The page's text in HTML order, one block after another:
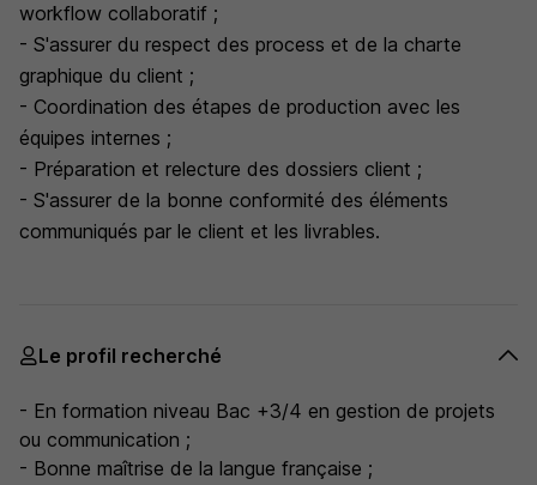
workflow collaboratif ;
- S'assurer du respect des process et de la charte
graphique du client ;
- Coordination des étapes de production avec les
équipes internes ;
- Préparation et relecture des dossiers client ;
- S'assurer de la bonne conformité des éléments
communiqués par le client et les livrables.
Le profil recherché
- En formation niveau Bac +3/4 en gestion de projets
ou communication ;
- Bonne maîtrise de la langue française ;